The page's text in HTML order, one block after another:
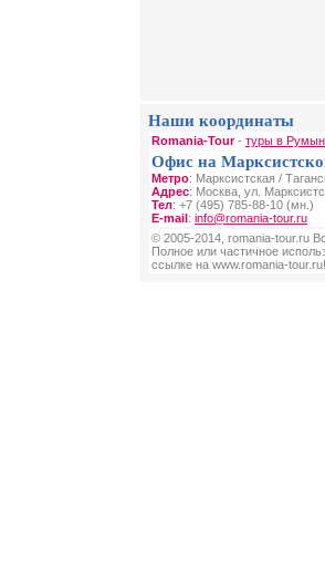
Наши координаты
Romania-Tour- туры в
Офис на
Метро: Марксистская /
Адрес: Москва, ул.
Тел: +7 (495) 785-88-10 (мн.)
E-mail: info@romania-tour.ru
© 2005-2014, romania-tour.ru
Полное или частичное
ссылке на www.romania-tour.ru!